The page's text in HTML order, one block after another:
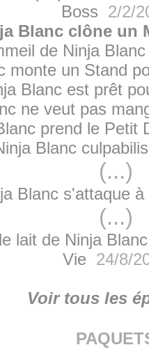
Boss 2/2/
Blanc clône un
de Ninja
monte un Stand
Blanc est prêt
ne veut pas
prend le Petit
Blanc
(...)
Blanc s'attaque
(...)
lait de Ninja
Vie24/8/
Voir tous les